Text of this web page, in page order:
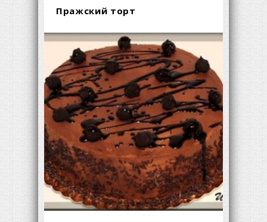
Пражский торт